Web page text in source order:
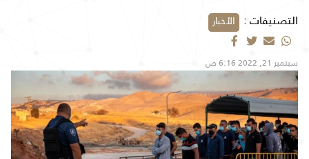
التصنيفات : الأخبار
سبتمبر 21, 2022 6:16 ص